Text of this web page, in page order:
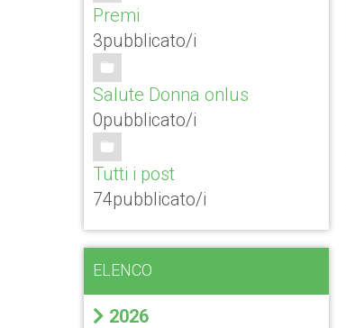
Premi
3pubblicato/i
Salute Donna onlus
0pubblicato/i
Tutti i post
74pubblicato/i
ELENCO
2026